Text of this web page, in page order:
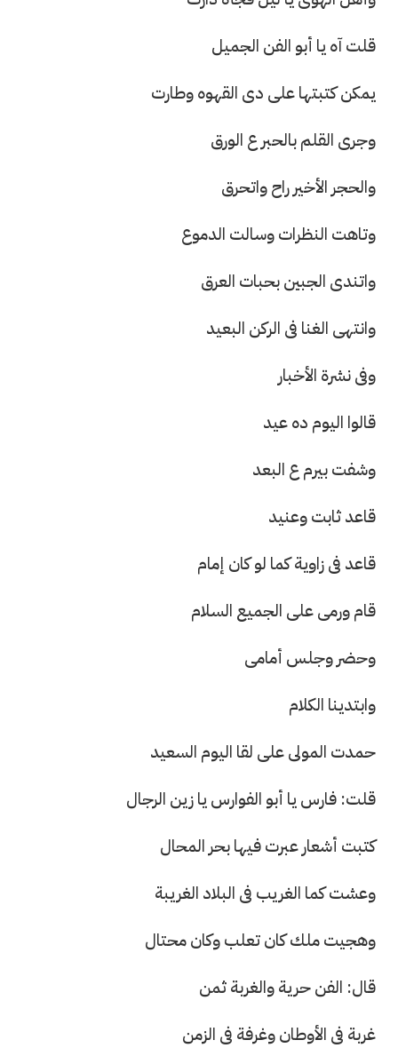
قلت آه يا أبو الفن الجميل
يمكن كتبتها على دى القهوه وطارت
وجرى القلم بالحبر ع الورق
والحجر الأخير راح واتحرق
وتاهت النظرات وسالت الدموع
واتندى الجبين بحبات العرق
وانتهى الغنا فى الركن البعيد
وفى نشرة الأخبار
قالوا اليوم ده عيد
وشفت بيرم ع البعد
قاعد ثابت وعنيد
قاعد فى زاوية كما لو كان إمام
قام ورمى على الجميع السلام
وحضر وجلس أمامى
وابتدينا الكلام
حمدت المولى على لقا اليوم السعيد
قلت: فارس يا أبو الفوارس يا زين الرجال
كتبت أشعار عبرت فيها بحر المحال
وعشت كما الغريب فى البلاد الغريبة
وهجيت ملك كان تعلب وكان محتال
قال: الفن حرية والغربة ثمن
غربة فى الأوطان وغرفة فى الزمن